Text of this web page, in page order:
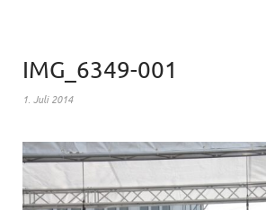
IMG_6349-001
1. Juli 2014